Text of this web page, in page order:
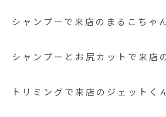
シャンプーで来店のまるこちゃ
シャンプーとお尻カットで来店
トリミングで来店のジェットく